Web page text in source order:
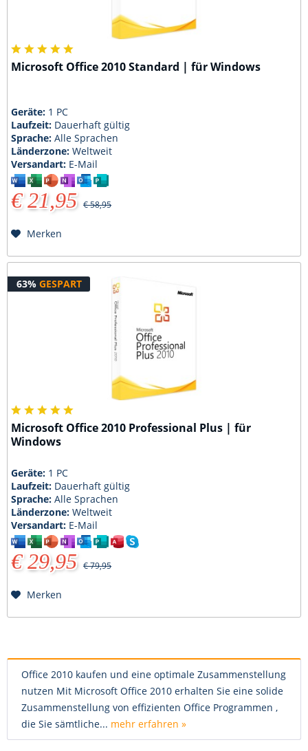
Microsoft Office 2010 Standard | für Windows
Geräte: 1 PC
Laufzeit: Dauerhaft gültig
Sprache:Alle Sprachen
Länderzone:Weltweit
Versandart: E-Mail
€ 21,95 € 58,95
Merken
63% GESPART
Microsoft Office 2010 Professional Plus | für
Windows
Geräte: 1 PC
Laufzeit: Dauerhaft gültig
Sprache:Alle Sprachen
Länderzone:Weltweit
Versandart: E-Mail
€ 29,95 € 79,95
Merken
Office 2010 kaufen und eine optimale Zusammenstellung
nutzen Mit Microsoft Office 2010 erhalten Sie eine solide
Zusammenstellung von effizienten Office Programmen ,
die Sie sämtliche... mehr erfahren »